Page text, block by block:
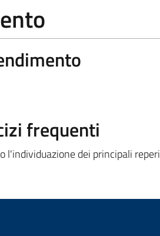
frequenti
l'individuazione dei principali reperi